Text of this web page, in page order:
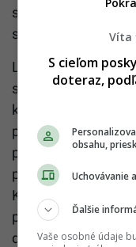
sanitári spolu úzko
starostlivosť o
Lekári neustále
stanovujú
komplexnú
psychológovia
porozumieť ich
podporujú
Každý deň si
plánujeme ďalšie
dostali čo
Víta
S cieľom
doteraz,
obsahu,
Uchovávanie
Ďalšie
Vaše osobné údaje